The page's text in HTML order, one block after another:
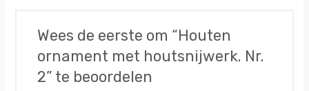
Wees de eerste om “Houten
ornament met houtsnijwerk. Nr.
2” te beoordelen